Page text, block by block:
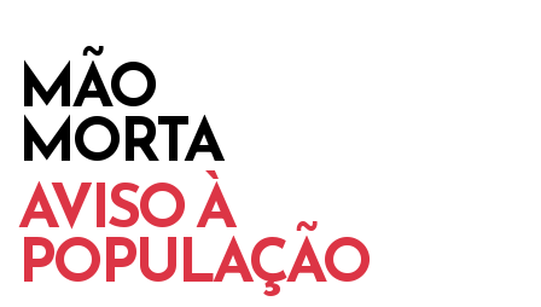
MÃO
MORTA
AVISO À
POPULAÇÃO